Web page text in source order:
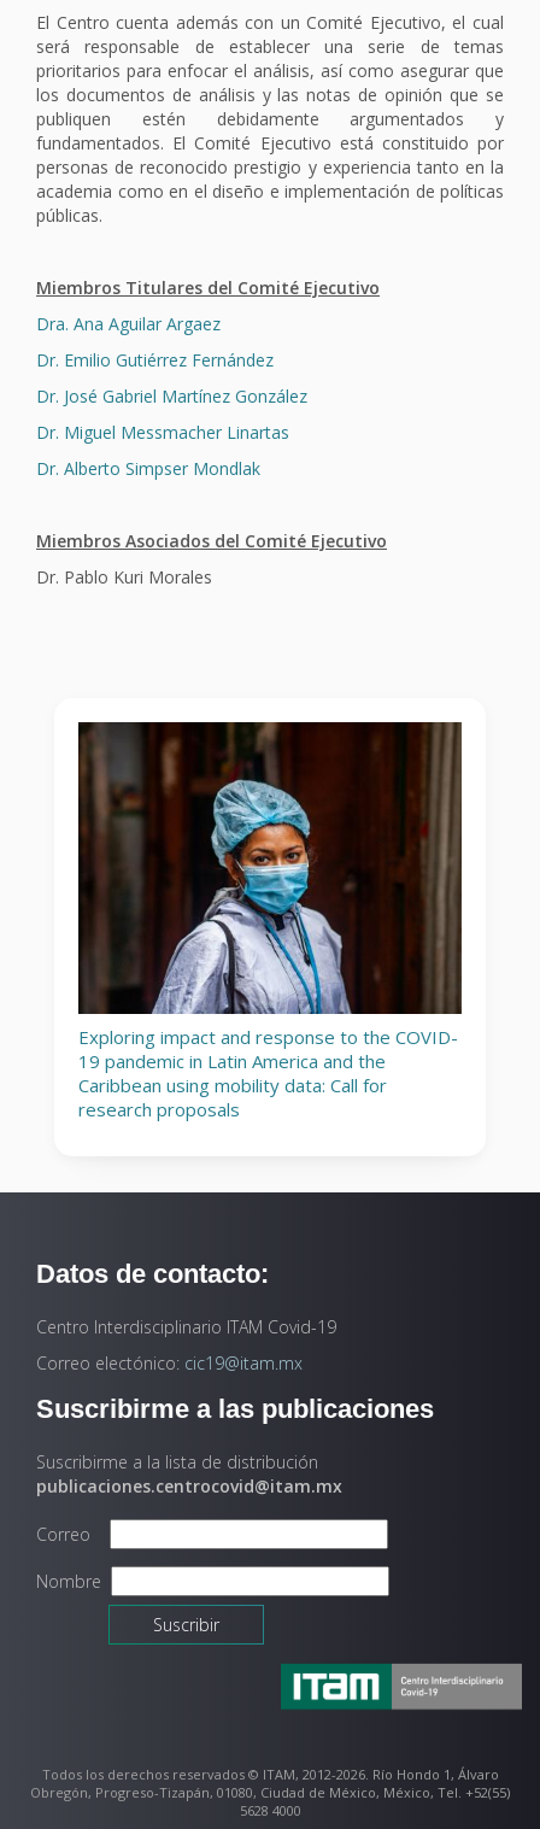
El Centro cuenta además con un Comité Ejecutivo, el cual
será responsable de establecer una serie de temas
prioritarios para enfocar el análisis, así como asegurar que
los documentos de análisis y las notas de opinión que se
publiquen estén debidamente argumentados y
fundamentados. El Comité Ejecutivo está constituido por
personas de reconocido prestigio y experiencia tanto en la
academia como en el diseño e implementación de políticas
públicas.
Miembros Titulares del Comité Ejecutivo
Dra. Ana Aguilar Argaez
Dr. Emilio Gutiérrez Fernández
Dr. José Gabriel Martínez González
Dr. Miguel Messmacher Linartas
Dr. Alberto Simpser Mondlak
Miembros Asociados del Comité Ejecutivo
Dr. Pablo Kuri Morales
Exploring impact and response to the COVID-
19 pandemic in Latin America and the
Caribbean using mobility data: Call for
research proposals
Datos de contacto:
Centro Interdisciplinario ITAM Covid-19
Correo electónico: cic19@itam.mx
Suscribirme a las publicaciones
Suscribirme a la lista de distribución
publicaciones.centrocovid@itam.mx
Correo
Nombre
Todos los derechos reservados © ITAM, 2012-2026. Río Hondo 1, Álvaro
Obregón, Progreso-Tizapán, 01080, Ciudad de México, México, Tel. +52(55)
5628 4000